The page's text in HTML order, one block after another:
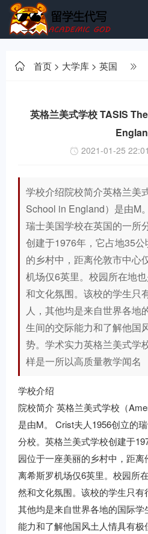
首页 > 大学库 > 英国
英格兰美式学校 TASIS
2021-01-25
学校介绍院校简介英格兰美
School in England）是由M
瑞士美国学校在英国的一所
创建于1976年，它占地35
的乡村中，距离伦敦市中心
机场仅6英里。校园所在地
和文化氛围。该校的学生只
人，其他均是来自世界各地
生间的交际能力和了解他国
势。学术实力英格兰美式学
样是一所以高质量教学闻名
学校介绍
院校简介 英格兰美式学校（
是由M。 Crist夫人1956创立的
分校。英格兰美式学校创建于
园位于一座美丽的乡村中，距
离希斯罗机场仅6英里。校园所
然和文化氛围。该校的学生只有
其他均是来自世界各地的国际
能力和了解他国风土人情具有极